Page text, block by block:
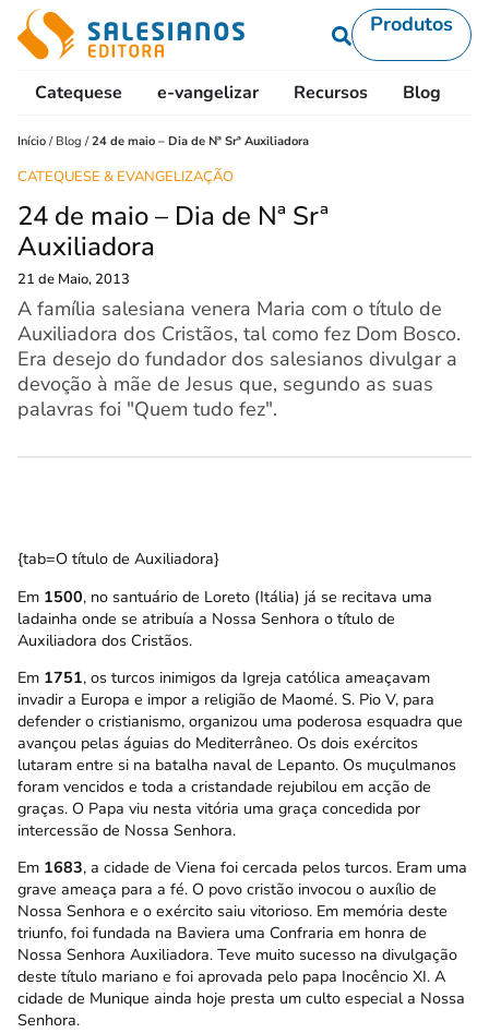
Produtos
Catequese e-vangelizar Recursos Blog
Início / Blog /24 de maio – Dia de Nª Srª Auxiliadora
CATEQUESE & EVANGELIZAÇÃO
24 de maio – Dia de Nª Srª
Auxiliadora
21 de Maio, 2013
A família salesiana venera Maria com o título de
Auxiliadora dos Cristãos, tal como fez Dom Bosco.
Era desejo do fundador dos salesianos divulgar a
devoção à mãe de Jesus que, segundo as suas
palavras foi "Quem tudo fez".
{tab=O título de Auxiliadora}
Em 1500, no santuário de Loreto (Itália) já se recitava uma
ladainha onde se atribuía a Nossa Senhora o título de
Auxiliadora dos Cristãos.
Em 1751, os turcos inimigos da Igreja católica ameaçavam
invadir a Europa e impor a religião de Maomé. S. Pio V, para
defender o cristianismo, organizou uma poderosa esquadra que
avançou pelas águias do Mediterrâneo. Os dois exércitos
lutaram entre si na batalha naval de Lepanto. Os muçulmanos
foram vencidos e toda a cristandade rejubilou em acção de
graças. O Papa viu nesta vitória uma graça concedida por
intercessão de Nossa Senhora.
Em 1683, a cidade de Viena foi cercada pelos turcos. Eram uma
grave ameaça para a fé. O povo cristão invocou o auxílio de
Nossa Senhora e o exército saiu vitorioso. Em memória deste
triunfo, foi fundada na Baviera uma Confraria em honra de
Nossa Senhora Auxiliadora. Teve muito sucesso na divulgação
deste título mariano e foi aprovada pelo papa Inocêncio XI. A
cidade de Munique ainda hoje presta um culto especial a Nossa
Senhora.